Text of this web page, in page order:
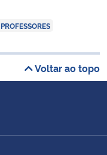
PROFESSORES
Voltar ao topo